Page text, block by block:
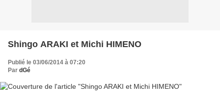
Shingo ARAKI et Michi HIMENO
Publié le 03/06/2014 à 07:20
Par dGé